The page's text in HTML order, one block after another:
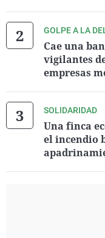
GOLPE A LA
Cae una
vigilantes
empresas
SOLIDARIDAD
Una finca
el incendio